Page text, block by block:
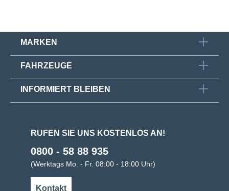
MARKEN
FAHRZEUGE
INFORMIERT BLEIBEN
RUFEN SIE UNS KOSTENLOS AN!
0800 - 58 88 935
(Werktags Mo. - Fr. 08:00 - 18:00 Uhr)
Kontakt